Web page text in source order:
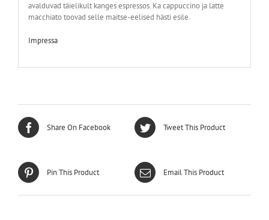
avalduvad täielikult kanges espressos. Ka cappuccino ja latte
macchiato toovad selle maitse-eelised hästi esile.
Impressa
Share On Facebook Tweet This Product
Pin This Product Email This Product